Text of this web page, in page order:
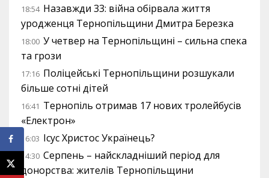
18:54 Назавжди 33: війна обірвала життя
уродженця Тернопільщини Дмитра Березка
18:00 У четвер на Тернопільщині – сильна спека
та грози
17:16 Поліцейські Тернопільщини розшукали
більше сотні дітей
16:41 Тернопіль отримав 17 нових тролейбусів
«Електрон»
16:03 Ісус Христос Українець?
14:30 Серпень – найскладніший період для
донорства: жителів Тернопільщини